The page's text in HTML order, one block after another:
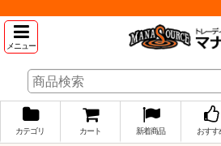
メニュー
カテゴリ カート 新着商品 おすす